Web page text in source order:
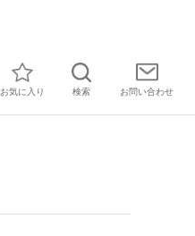
お気に入り 検索 お問い合わせ